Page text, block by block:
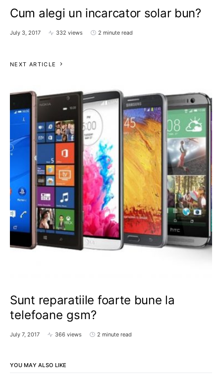
Cum alegi un incarcator solar bun?
July 3, 2017 332 views 2 minute read
NEXT ARTICLE
Sunt reparatiile foarte bune la
telefoane gsm?
July 7, 2017 366 views 2 minute read
YOU MAY ALSO LIKE